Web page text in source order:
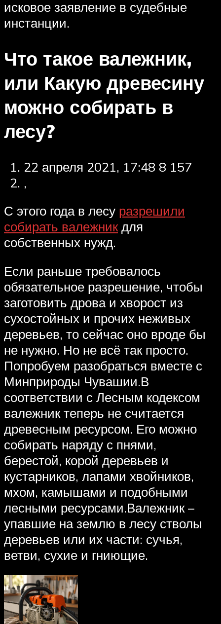
исковое заявление в судебные
инстанции.
Что такое валежник,
или Какую древесину
можно собирать в
лесу?
22 апреля 2021, 17:48 8 157
,
С этого года в лесу разрешили
собирать валежникдля
собственных нужд.
Если раньше требовалось
обязательное разрешение, чтобы
заготовить дрова и хворост из
сухостойных и прочих неживых
деревьев, то сейчас оно вроде бы
не нужно. Но не всё так просто.
Попробуем разобраться вместе с
Минприроды Чувашии.В
соответствии с Лесным кодексом
валежник теперь не считается
древесным ресурсом. Его можно
собирать наряду с пнями,
берестой, корой деревьев и
кустарников, лапами хвойников,
мхом, камышами и подобными
лесными ресурсами.Валежник –
упавшие на землю в лесу стволы
деревьев или их части: сучья,
ветви, сухие и гниющие.